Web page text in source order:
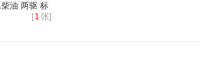
油 两驱 标
[1 张]